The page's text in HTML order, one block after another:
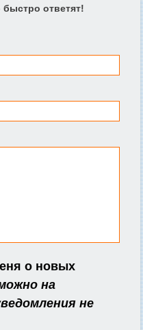
ответят!
о новых
на
не